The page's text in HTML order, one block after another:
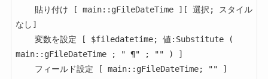
なし]
main::gFileDateTime ; " ¶" ; "" ) ]